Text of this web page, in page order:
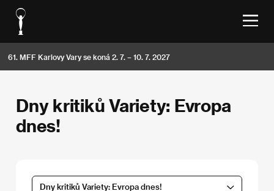
61. MFF Karlovy Vary se koná 2. 7. – 10. 7. 2027
Dny kritiků Variety: Evropa
dnes!
Dny kritiků Variety: Evropa dnes!